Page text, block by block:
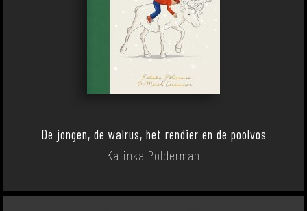
De jongen, de walrus, het rendier en de poolvos
Katinka Polderman